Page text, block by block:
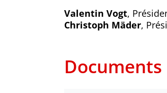
Valentin Vogt,
Christoph Mäder,